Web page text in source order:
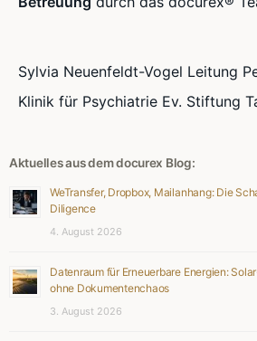
Sylvia Neuenfeldt-Vogel Leitung
Klinik für Psychiatrie Ev. Stiftung
Aktuelles aus dem docurex Blog:
WeTransfer, Dropbox, Mailanhang: Die
Diligence
4. August 2026
Datenraum für Erneuerbare Energien:
ohne Dokumentenchaos
3. August 2026